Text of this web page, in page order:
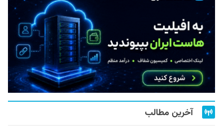
آخرین مطالب